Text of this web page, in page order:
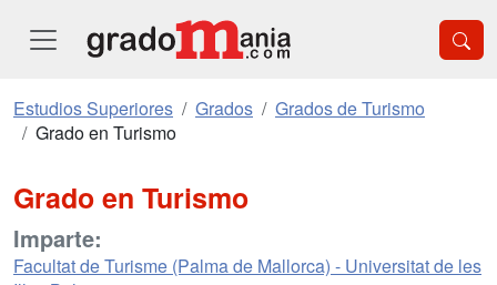
Estudios Superiores Grados
Grados de Turismo
Grado en Turismo
Grado en Turismo
Imparte:
Facultat de Turisme (Palma de Mallorca) - Universitat de les